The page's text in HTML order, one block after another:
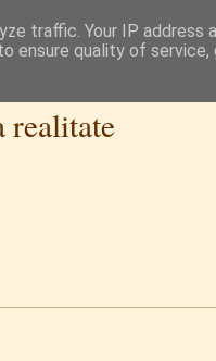
realitate
traffic. Your IP address
ensure quality of service,